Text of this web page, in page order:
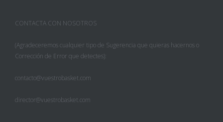
CONTACTA CON NOSOTROS
(Agradeceremos cualquier tipo de Sugerencia que quieras hacernos o
Corrección de Error que detectes):
contacto@vuestrobasket.com
director@vuestrobasket.com